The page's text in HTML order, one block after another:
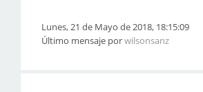
Lunes, 21 de Mayo de 2018, 18:15:09
Último mensaje porwilsonsanz